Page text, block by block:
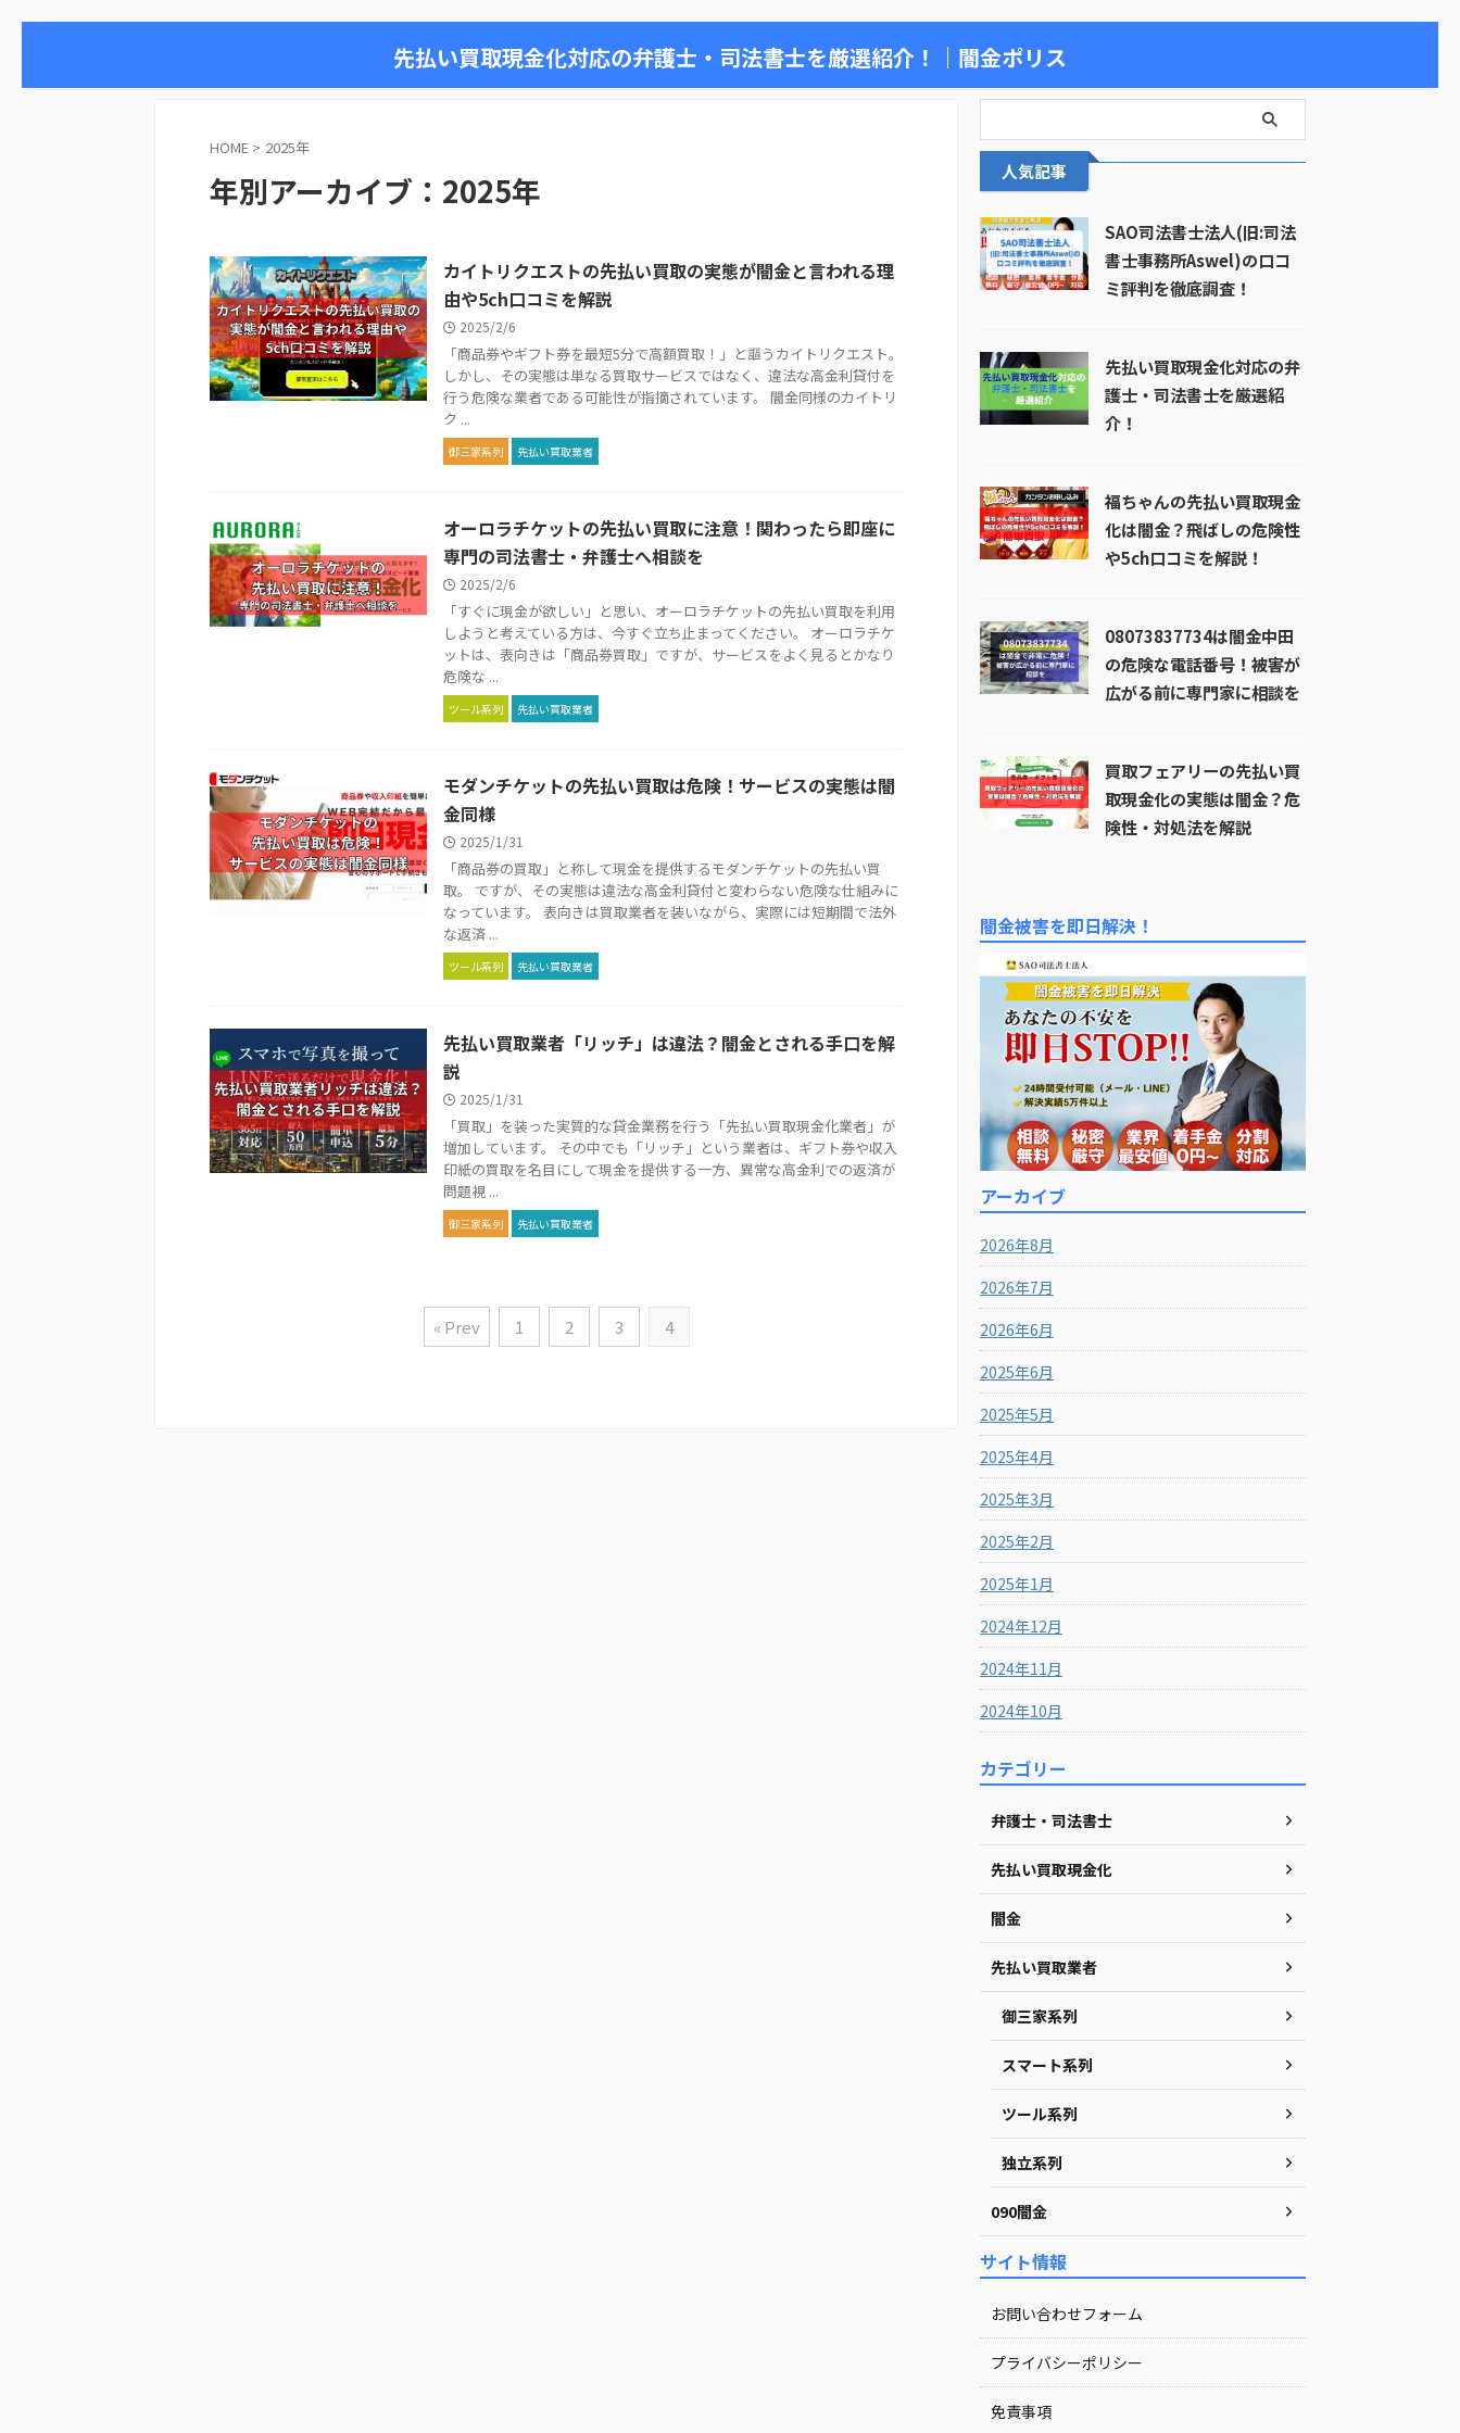
先払い買取現金化対応の弁護士・司法書士を厳選紹介！｜闇金ポリス
HOME > 2025年
年別アーカイブ：2025年
カイトリクエストの先払い買取の実態が闇金と言われる理
由や5ch口コミを解説
2025/2/6
「商品券やギフト券を最短5分で高額買取！」と謳うカイトリクエスト。
しかし、その実態は単なる買取サービスではなく、違法な高金利貸付を
行う危険な業者である可能性が指摘されています。 闇金同様のカイトリ
ク ...
御三家系列 先払い買取業者
オーロラチケットの先払い買取に注意！関わったら即座に
専門の司法書士・弁護士へ相談を
2025/2/6
「すぐに現金が欲しい」と思い、オーロラチケットの先払い買取を利用
しようと考えている方は、今すぐ立ち止まってください。 オーロラチケ
ットは、表向きは「商品券買取」ですが、サービスをよく見るとかなり
危険な ...
ツール系列 先払い買取業者
モダンチケットの先払い買取は危険！サービスの実態は闇
金同様
2025/1/31
「商品券の買取」と称して現金を提供するモダンチケットの先払い買
取。 ですが、その実態は違法な高金利貸付と変わらない危険な仕組みに
なっています。 表向きは買取業者を装いながら、実際には短期間で法外
な返済 ...
ツール系列 先払い買取業者
先払い買取業者「リッチ」は違法？闇金とされる手口を解
説
2025/1/31
「買取」を装った実質的な貸金業務を行う「先払い買取現金化業者」が
増加しています。 その中でも「リッチ」という業者は、ギフト券や収入
印紙の買取を名目にして現金を提供する一方、異常な高金利での返済が
問題視 ...
御三家系列 先払い買取業者
« Prev 1 2 3 4
人気記事
SAO司法書士法人(旧:司法
書士事務所Aswel)の口コ
ミ評判を徹底調査！
先払い買取現金化対応の弁
護士・司法書士を厳選紹
介！
福ちゃんの先払い買取現金
化は闇金？飛ばしの危険性
や5ch口コミを解説！
08073837734は闇金中田
の危険な電話番号！被害が
広がる前に専門家に相談を
買取フェアリーの先払い買
取現金化の実態は闇金？危
険性・対処法を解説
闇金被害を即日解決！
アーカイブ
2026年8月
2026年7月
2026年6月
2025年6月
2025年5月
2025年4月
2025年3月
2025年2月
2025年1月
2024年12月
2024年11月
2024年10月
カテゴリー
弁護士・司法書士
先払い買取現金化
闇金
先払い買取業者
御三家系列
スマート系列
ツール系列
独立系列
090闇金
サイト情報
お問い合わせフォーム
プライバシーポリシー
免責事項